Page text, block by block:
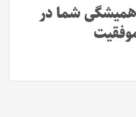
همیشگی شما در